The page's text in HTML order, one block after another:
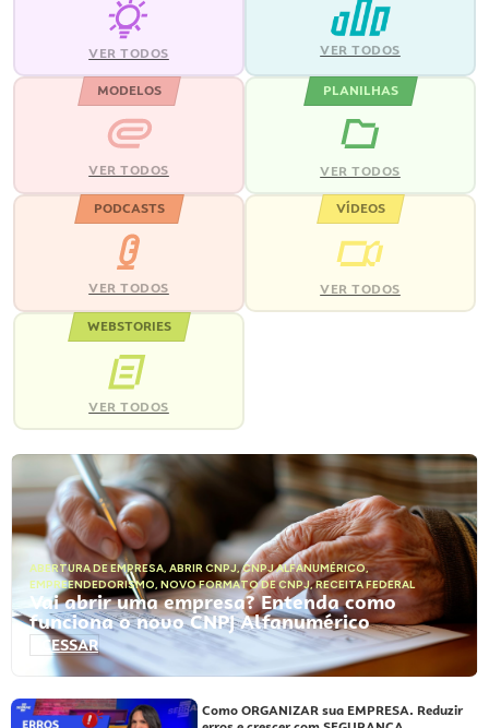
VER TODOS VER TODOS
MODELOS
VER TODOS
PLANILHAS
VER TODOS
PODCASTS
VER TODOS
VÍDEOS
VER TODOS
WEBSTORIES
VER TODOS
ABERTURA DE EMPRESA, ABRIR CNPJ,CNPJ ALFANUMÉRICO,
EMPREENDEDORISMO, NOVO FORMATO DE CNPJ,RECEITA FEDERAL
Vai abrir uma empresa? Entenda como
funciona o novo CNPJ Alfanumérico
ACESSAR
Como ORGANIZAR sua EMPRESA. Reduzir